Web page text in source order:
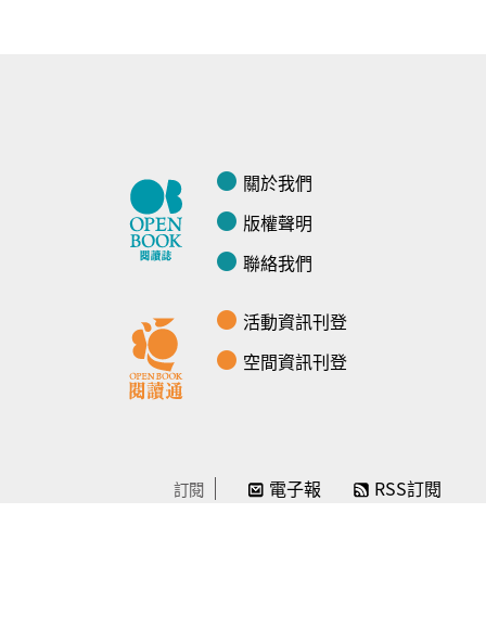
關於我們
版權聲明
聯絡我們
活動資訊刊登
空間資訊刊登
訂閱 電子報 RSS訂閱